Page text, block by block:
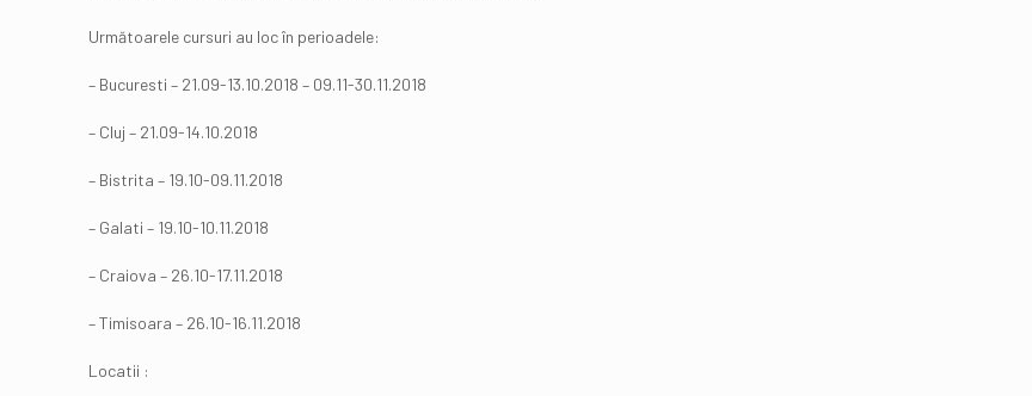
Următoarele cursuri au loc în perioadele:
– Bucuresti – 21.09-13.10.2018 – 09.11-30.11.2018
– Cluj – 21.09-14.10.2018
– Bistrita – 19.10-09.11.2018
– Galati – 19.10-10.11.2018
– Craiova – 26.10-17.11.2018
– Timisoara – 26.10-16.11.2018
Locatii :